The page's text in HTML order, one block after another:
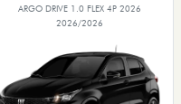
ARGO DRIVE 1.0 FLEX 4P 2026
2026/2026